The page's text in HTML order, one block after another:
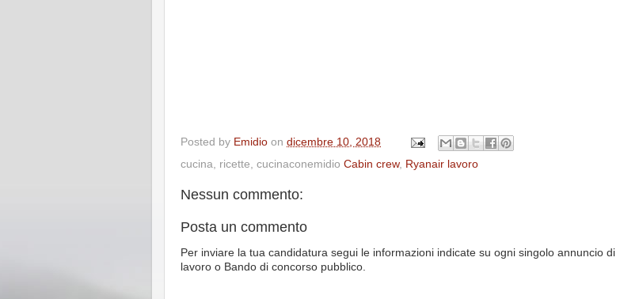
Posted by Emidio on dicembre 10, 2018
cucina, ricette, cucinaconemidio Cabin crew, Ryanair lavoro
Nessun commento:
Posta un commento
Per inviare la tua candidatura segui le informazioni indicate su ogni singolo annuncio di
lavoro o Bando di concorso pubblico.